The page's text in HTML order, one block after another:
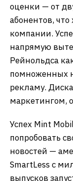
оценки — от
абонентов, что
компании.
напрямую
Рейнольдса
помноженных
рекламу.
маркетингом,
Успех Mint
попробовать
новостей —
SmartLess с
выпусков